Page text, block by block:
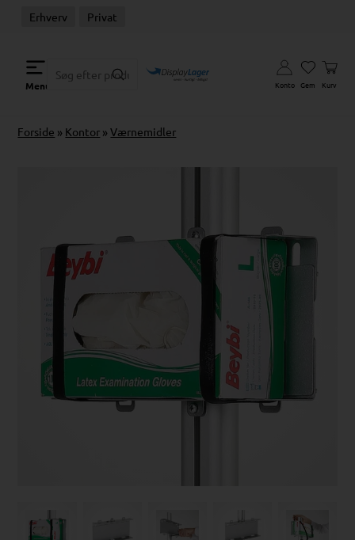
Erhverv Privat
Menu Konto Gem Kurv
Forside » Kontor »Værnemidler